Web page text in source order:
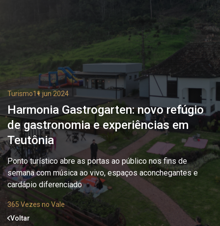
Turismo11 jun 2024
Harmonia Gastrogarten: novo refúgio
de gastronomia e experiências em
Teutônia
Ponto turístico abre as portas ao público nos fins de
semana com música ao vivo, espaços aconchegantes e
cardápio diferenciado
365 Vezes no Vale
Voltar